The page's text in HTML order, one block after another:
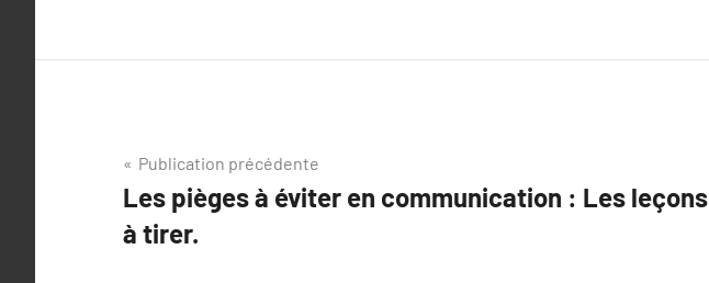
Navigation
de
l’article
Publication précédente
Les pièges à éviter en communication : Les leçons
à tirer.